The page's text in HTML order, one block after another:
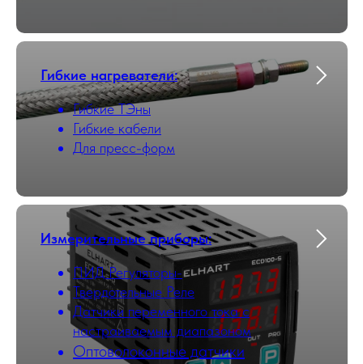
Гибкие нагреватели:
Гибкие ТЭны
Гибкие кабели
Для пресс-форм
Измерительные приборы:
ПИД Регуляторы-
Твердотельные Реле
Датчики переменного тока с
настраиваемым диапазоном
Оптоволоконные датчики